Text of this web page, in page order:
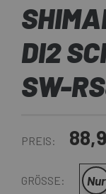
DI2
SW-
PREIS:
GRÖSSE: Nur